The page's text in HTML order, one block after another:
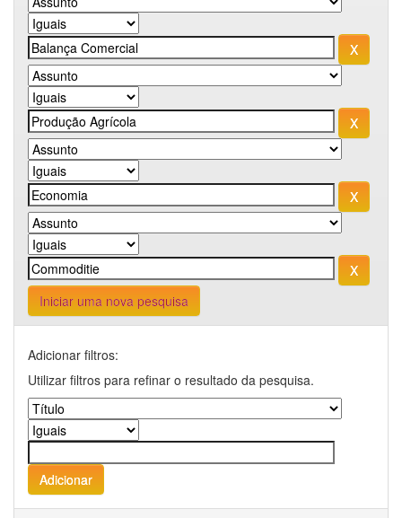
Iniciar uma nova pesquisa
Adicionar filtros:
Utilizar filtros para refinar o resultado da pesquisa.